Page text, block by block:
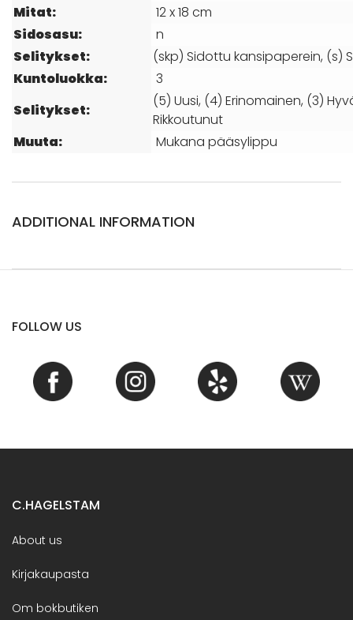
Mitat:
12 x 18 cm
Sidosasu:
n
Selitykset:
(skp) Sidottu kansipaperein, (s)
Kuntoluokka:
3
Selitykset:
(5) Uusi, (4) Erinomainen, (3)
Rikkoutunut
Muuta:
Mukana pääsylippu
ADDITIONAL INFORMATION
FOLLOW US
C.HAGELSTAM
About us
Kirjakaupasta
Om bokbutiken